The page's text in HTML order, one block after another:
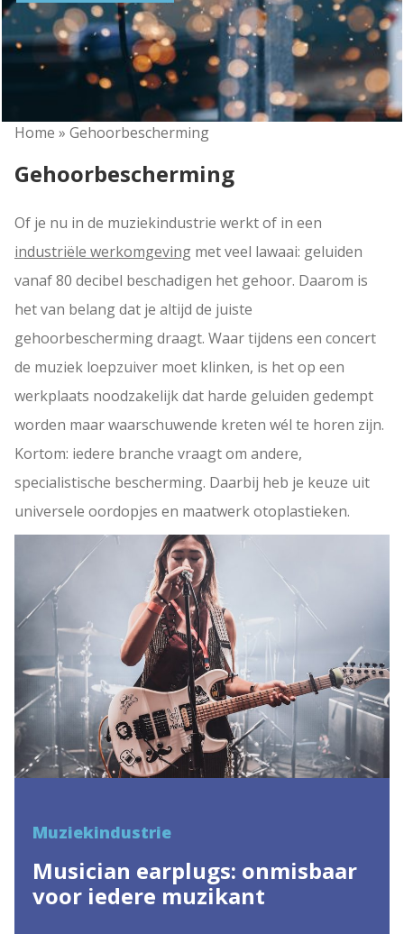
Home » Gehoorbescherming
Gehoorbescherming
Of je nu in de muziekindustrie werkt of in een
industriële werkomgeving met veel lawaai: geluiden
vanaf 80 decibel beschadigen het gehoor. Daarom is
het van belang dat je altijd de juiste
gehoorbescherming draagt. Waar tijdens een concert
de muziek loepzuiver moet klinken, is het op een
werkplaats noodzakelijk dat harde geluiden gedempt
worden maar waarschuwende kreten wél te horen zijn.
Kortom: iedere branche vraagt om andere,
specialistische bescherming. Daarbij heb je keuze uit
universele oordopjes en maatwerk otoplastieken.
Muziekindustrie
Musician earplugs: onmisbaar
voor iedere muzikant